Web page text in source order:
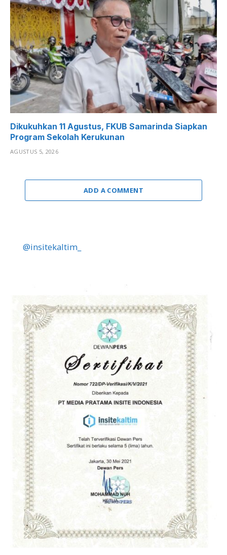
Dikukuhkan 11 Agustus, FKUB Samarinda Siapkan
Program Sekolah Kerukunan
AGUSTUS 5, 2026
ADD A COMMENT
@insitekaltim_